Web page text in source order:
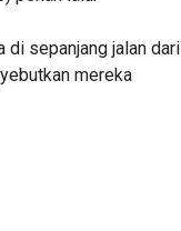
di sepanjang jalan dari
mereka